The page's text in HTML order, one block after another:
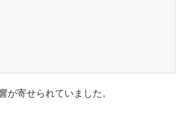
が寄せられていました。